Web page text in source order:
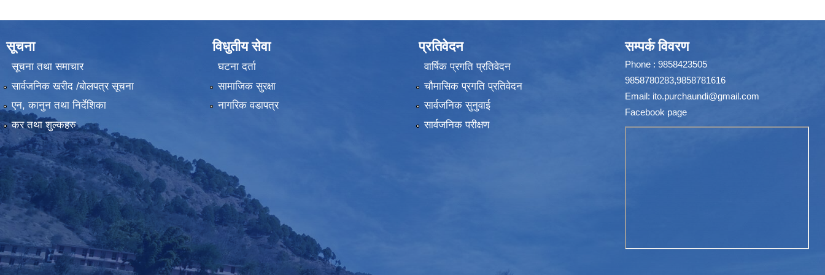
सूचना
सूचना तथा समाचार
सार्वजनिक खरीद /बोलपत्र सूचना
एन, कानुन तथा निर्देशिका
कर तथा शुल्कहरु
विधुतीय सेवा
घटना दर्ता
सामाजिक सुरक्षा
नागरिक वडापत्र
प्रतिवेदन
वार्षिक प्रगति प्रतिवेदन
चौमासिक प्रगति प्रतिवेदन
सार्वजनिक सुनुवाई
सार्वजनिक परीक्षण
सम्पर्क विवरण
Phone : 9858423505
9858780283,9858781616
Email: ito.purchaundi@gmail.com
Facebook page